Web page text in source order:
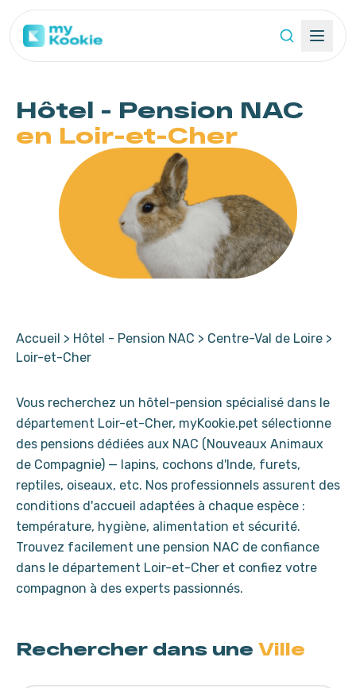
Hôtel - Pension NAC
en Loir-et-Cher
Accueil > Hôtel - Pension NAC > Centre-Val de Loire >
Loir-et-Cher
Vous recherchez un hôtel-pension spécialisé dans le
département Loir-et-Cher, myKookie.pet sélectionne
des pensions dédiées aux NAC (Nouveaux Animaux
de Compagnie) — lapins, cochons d'Inde, furets,
reptiles, oiseaux, etc. Nos professionnels assurent des
conditions d'accueil adaptées à chaque espèce :
température, hygiène, alimentation et sécurité.
Trouvez facilement une pension NAC de confiance
dans le département Loir-et-Cher et confiez votre
compagnon à des experts passionnés.
Rechercher dans une Ville